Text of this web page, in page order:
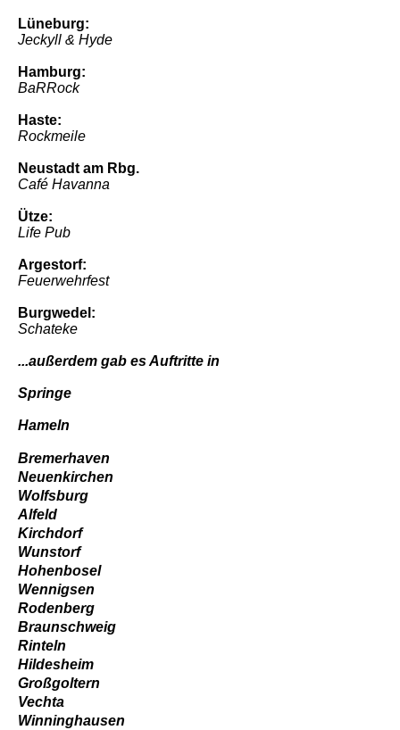
Lüneburg:
Jeckyll & Hyde
Hamburg:
BaRRock
Haste:
Rockmeile
Neustadt am Rbg.
Café Havanna
Ütze:
Life Pub
Argestorf:
Feuerwehrfest
Burgwedel:
Schateke
...außerdem gab es Auftritte in
Springe
Hameln
Bremerhaven
Neuenkirchen
Wolfsburg
Alfeld
Kirchdorf
Wunstorf
Hohenbosel
Wennigsen
Rodenberg
Braunschweig
Rinteln
Hildesheim
Großgoltern
Vechta
Winninghausen